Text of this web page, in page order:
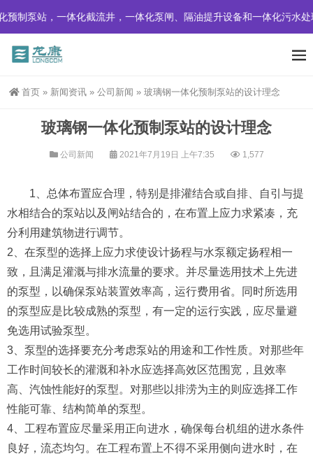
制泵站，一体化截流井，一体化泵闸、隔油提升设备和一体化污水处
首页 » 新闻资讯 » 公司新闻 » 玻璃钢一体化预制泵站的设计理念
玻璃钢一体化预制泵站的设计理念
公司新闻 2021年7月19日 上午7:35 1,577
1、总体布置应合理，特别是排灌结合或自排、自引与提
水相结合的泵站以及闸站结合的，在布置上应力求紧凑，充
分利用建筑物进行调节。
2、在泵型的选择上应力求使设计扬程与水泵额定扬程相一
致，且满足灌溉与排水流量的要求。并尽量选用技术上先进
的泵型，以确保泵站装置效率高，运行费用省。同时所选用
的泵型应是比较成熟的泵型，有一定的运行实践，应尽量避
免选用试验泵型。
3、泵型的选择要充分考虑泵站的用途和工作性质。对那些年
工作时间较长的灌溉和补水应选择高效区范围宽，且效率
高、汽蚀性能好的泵型。对那些以排涝为主的则应选择工作
性能可靠、结构简单的泵型。
4、工程布置应尽量采用正向进水，确保每台机组的进水条件
良好，流态均匀。在工程布置上不得不采用侧向进水时，在